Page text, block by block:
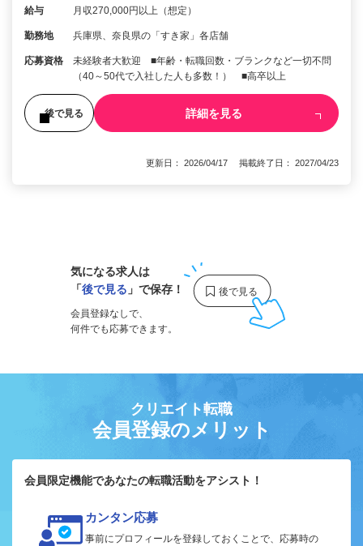
給与 月収270,000円以上（想定）
勤務地 兵庫県、奈良県の「すき家」各店舗
応募資格
未経験者大歓迎 ■年齢・転職回数・ブランクなど一切不問
（40～50代で入社した人も多数！） ■高卒以上
後で見る 詳細を見る
更新日： 2026/04/17 掲載終了日： 2027/04/23
気になる求人は
「後で見る 」で保存！
会員登録なしで、
何件でも応募できます。
クリエイト転職
会員登録のメリット
会員限定機能であなたの転職活動をアシスト！
カンタン応募
事前にプロフィールを登録しておくことで、応募時の